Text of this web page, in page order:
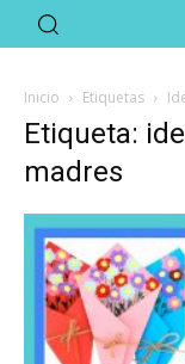
Inicio Etiquetas
Etiqueta:
madres